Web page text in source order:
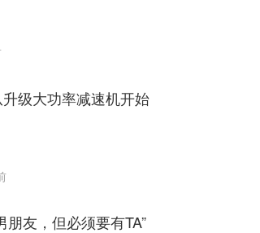
级大功率减速机开始
朋友，但必须要有TA”